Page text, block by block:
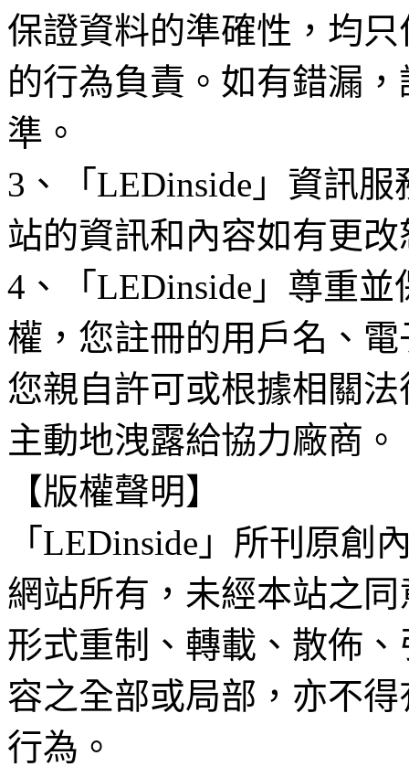
保證資料的準確性，均
的行為負責。如有錯漏
準。
3、「LEDinside」資訊
站的資訊和內容如有更
4、「LEDinside」尊重
權，您註冊的用戶名、
您親自許可或根據相關
主動地洩露給協力廠商。
【版權聲明】
「LEDinside」所刊原創
網站所有，未經本站之
形式重制、轉載、散佈
容之全部或局部，亦不
行為。